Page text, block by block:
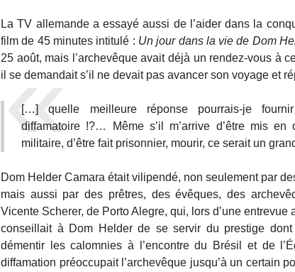
La TV allemande a essayé aussi de l’aider dans la
film de 45 minutes intitulé : Un jour dans la vie de Dom
25 août, mais l’archevêque avait déjà un rendez-vous à
il se demandait s’il ne devait pas avancer son voyage et
[…] quelle meilleure réponse pourrais-je
diffamatoire !?… Même s’il m’arrive d’être mis
militaire, d’être fait prisonnier, mourir, ce serait un
Dom Helder Camara était vilipendé, non seulement par
mais aussi par des prêtres, des évêques, des
Vicente Scherer, de Porto Alegre, qui, lors d’une entrevue
conseillait à Dom Helder de se servir du prestige
démentir les calomnies à l’encontre du Brésil et de
diffamation préoccupait l’archevêque jusqu’à un certain